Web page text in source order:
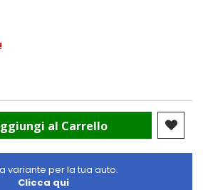
al Carrello
variante per la tua auto.
Clicca qui